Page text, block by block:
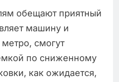
обещают приятный
машину и
смогут
по сниженному
как ожидается,